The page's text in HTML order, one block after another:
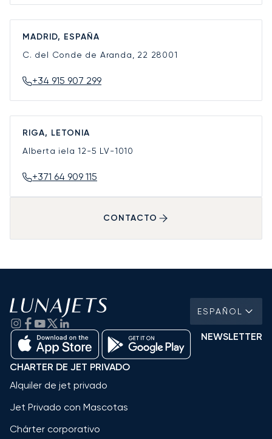
MADRID, ESPAÑA
C. del Conde de Aranda, 22 28001
+34 915 907 299
RIGA, LETONIA
Alberta iela 12-5 LV-1010
+371 64 909 115
CONTACTO
ESPAÑOL
NEWSLETTER
CHARTER DE JET PRIVADO
Alquiler de jet privado
Jet Privado con Mascotas
Chárter corporativo